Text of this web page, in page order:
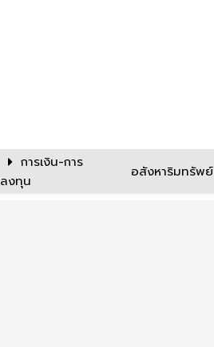
การเงิน-การ
ลงทุน
อสังหาริมทรัพย์